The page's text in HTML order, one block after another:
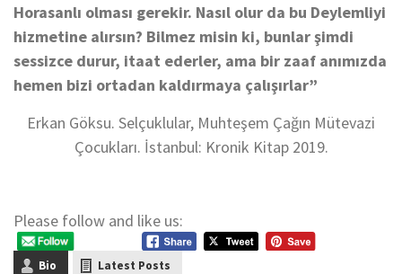
Horasanlı olması gerekir. Nasıl olur da bu Deylemliyi
hizmetine alırsın? Bilmez misin ki, bunlar şimdi
sessizce durur, itaat ederler, ama bir zaaf anımızda
hemen bizi ortadan kaldırmaya çalışırlar”
Erkan Göksu. Selçuklular, Muhteşem Çağın Mütevazi
Çocukları. İstanbul: Kronik Kitap 2019.
Please follow and like us:
Bio Latest Posts